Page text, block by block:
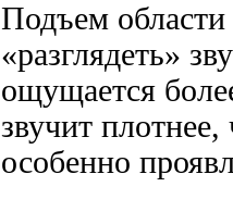
Подъем
«разглядеть»
ощущается
звучит
особенно